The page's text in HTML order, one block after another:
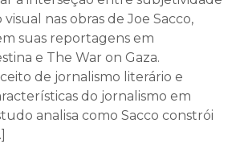
nas obras de Joe Sacco,
suas reportagens em
e The War on Gaza.
de jornalismo literário e
do jornalismo em
analisa como Sacco constrói